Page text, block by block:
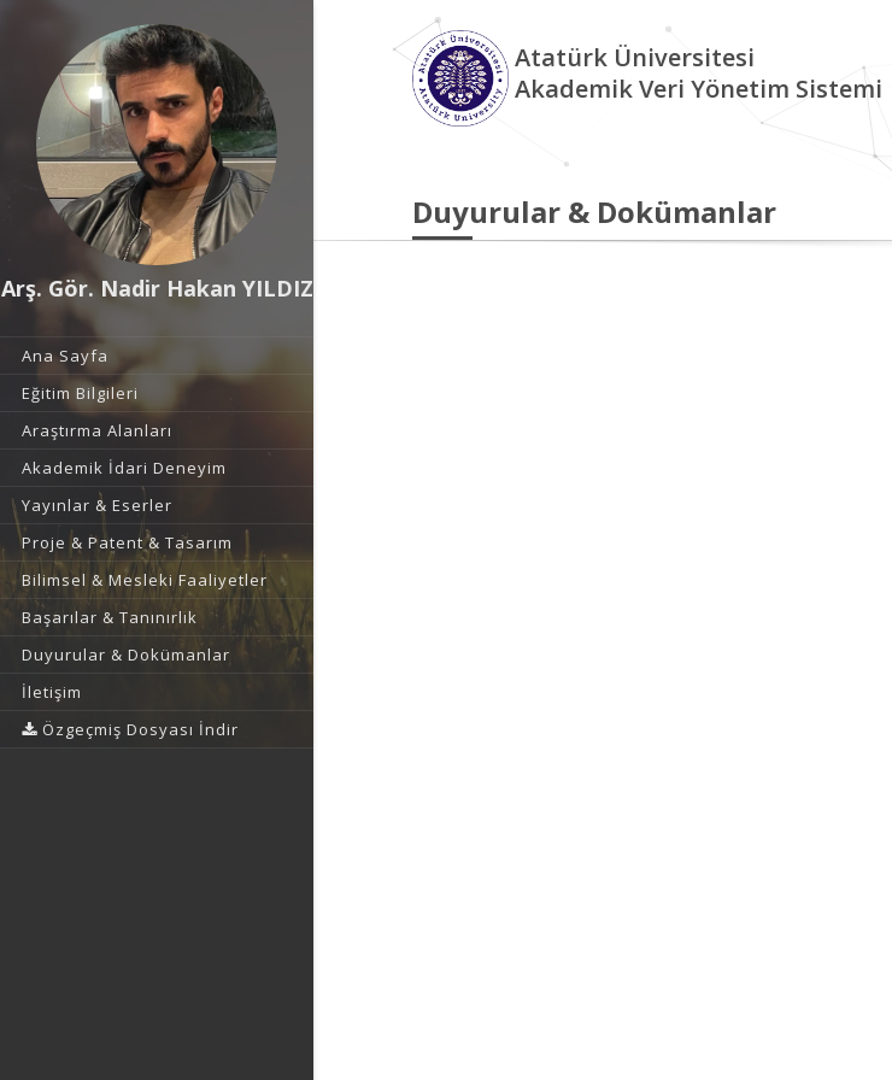
Arş. Gör. Nadir Hakan YILDIZ
Ana Sayfa
Eğitim Bilgileri
Araştırma Alanları
Akademik İdari Deneyim
Yayınlar & Eserler
Proje & Patent & Tasarım
Bilimsel & Mesleki Faaliyetler
Başarılar & Tanınırlık
Duyurular & Dokümanlar
İletişim
Özgeçmiş Dosyası İndir
Atatürk Üniversitesi
Akademik Veri Yönetim Sistemi
Duyurular & Dokümanlar